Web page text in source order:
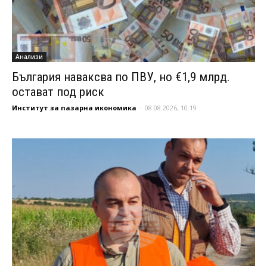
Анализи
България наваксва по ПВУ, но €1,9 млрд.
остават под риск
Институт за пазарна икономика - 08.08.2026, 10:19